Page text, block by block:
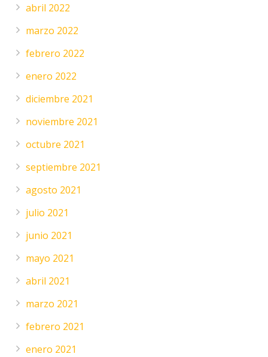
abril 2022
marzo 2022
febrero 2022
enero 2022
diciembre 2021
noviembre 2021
octubre 2021
septiembre 2021
agosto 2021
julio 2021
junio 2021
mayo 2021
abril 2021
marzo 2021
febrero 2021
enero 2021